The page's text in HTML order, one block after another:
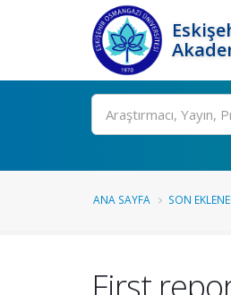
Ara
ANA SAYFA SON
First